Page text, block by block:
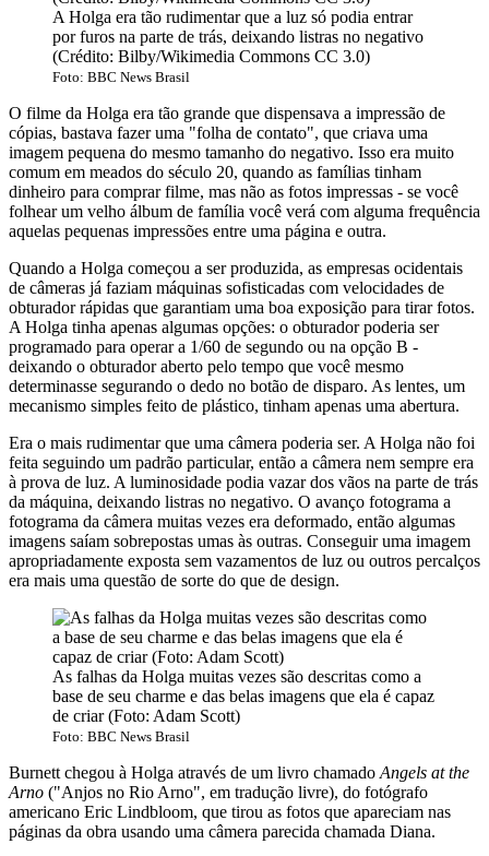
A Holga era tão rudimentar que a luz só podia entrar
por furos na parte de trás, deixando listras no negativo
(Crédito: Bilby/Wikimedia Commons CC 3.0)
Foto: BBC News Brasil
O filme da Holga era tão grande que dispensava a impressão de
cópias, bastava fazer uma "folha de contato", que criava uma
imagem pequena do mesmo tamanho do negativo. Isso era muito
comum em meados do século 20, quando as famílias tinham
dinheiro para comprar filme, mas não as fotos impressas - se você
folhear um velho álbum de família você verá com alguma frequência
aquelas pequenas impressões entre uma página e outra.
Quando a Holga começou a ser produzida, as empresas ocidentais
de câmeras já faziam máquinas sofisticadas com velocidades de
obturador rápidas que garantiam uma boa exposição para tirar fotos.
A Holga tinha apenas algumas opções: o obturador poderia ser
programado para operar a 1/60 de segundo ou na opção B -
deixando o obturador aberto pelo tempo que você mesmo
determinasse segurando o dedo no botão de disparo. As lentes, um
mecanismo simples feito de plástico, tinham apenas uma abertura.
Era o mais rudimentar que uma câmera poderia ser. A Holga não foi
feita seguindo um padrão particular, então a câmera nem sempre era
à prova de luz. A luminosidade podia vazar dos vãos na parte de trás
da máquina, deixando listras no negativo. O avanço fotograma a
fotograma da câmera muitas vezes era deformado, então algumas
imagens saíam sobrepostas umas às outras. Conseguir uma imagem
apropriadamente exposta sem vazamentos de luz ou outros percalços
era mais uma questão de sorte do que de design.
As falhas da Holga muitas vezes são descritas como a
base de seu charme e das belas imagens que ela é capaz
de criar (Foto: Adam Scott)
Foto: BBC News Brasil
Burnett chegou à Holga através de um livro chamado Angels at the
Arno ("Anjos no Rio Arno", em tradução livre), do fotógrafo
americano Eric Lindbloom, que tirou as fotos que apareciam nas
páginas da obra usando uma câmera parecida chamada Diana.